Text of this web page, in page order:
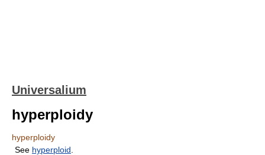
Universalium
hyperploidy
hyperploidy
See hyperploid